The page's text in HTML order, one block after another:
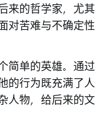
来的哲学家，尤
对苦难与不确定
简单的英雄。通
的行为既充满了
人物，给后来的